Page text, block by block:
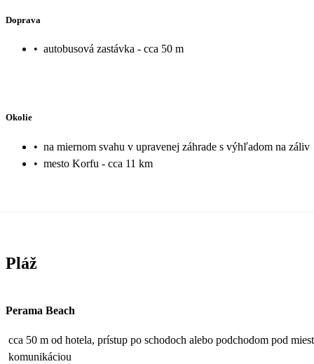
Doprava
• autobusová zastávka - cca 50 m
Okolie
• na miernom svahu v upravenej záhrade s výhľadom na záliv
• mesto Korfu - cca 11 km
Pláž
Perama Beach
cca 50 m od hotela, prístup po schodoch alebo podchodom pod
komunikáciou